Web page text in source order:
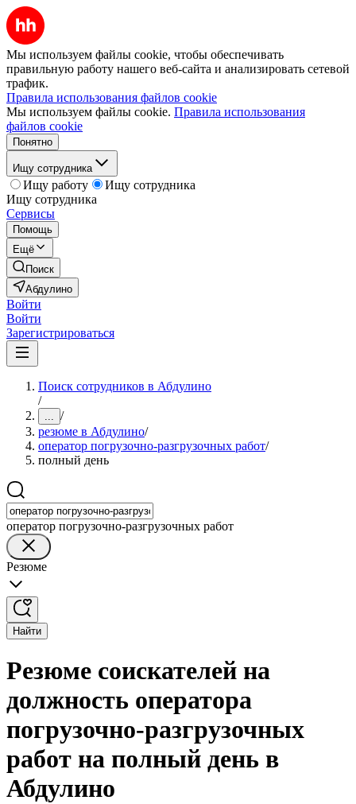
Мы используем файлы cookie, чтобы обеспечивать
правильную работу нашего веб-сайта и анализировать сетевой
трафик.
Правила использования файлов cookie
Мы используем файлы cookie. Правила использования
файлов cookie
Понятно
Ищу сотрудника
Ищу работу
Ищу сотрудника
Ищу сотрудника
Сервисы
Помощь
Ещё
Поиск
Абдулино
Войти
Войти
Зарегистрироваться
Поиск сотрудников в Абдулино
/
... /
резюме в Абдулино/
оператор погрузочно-разгрузочных работ/
полный день
оператор погрузочно-разгрузочных работ
Резюме
Найти
Резюме соискателей на
должность оператора
погрузочно-разгрузочных
работ на полный день в
Абдулино